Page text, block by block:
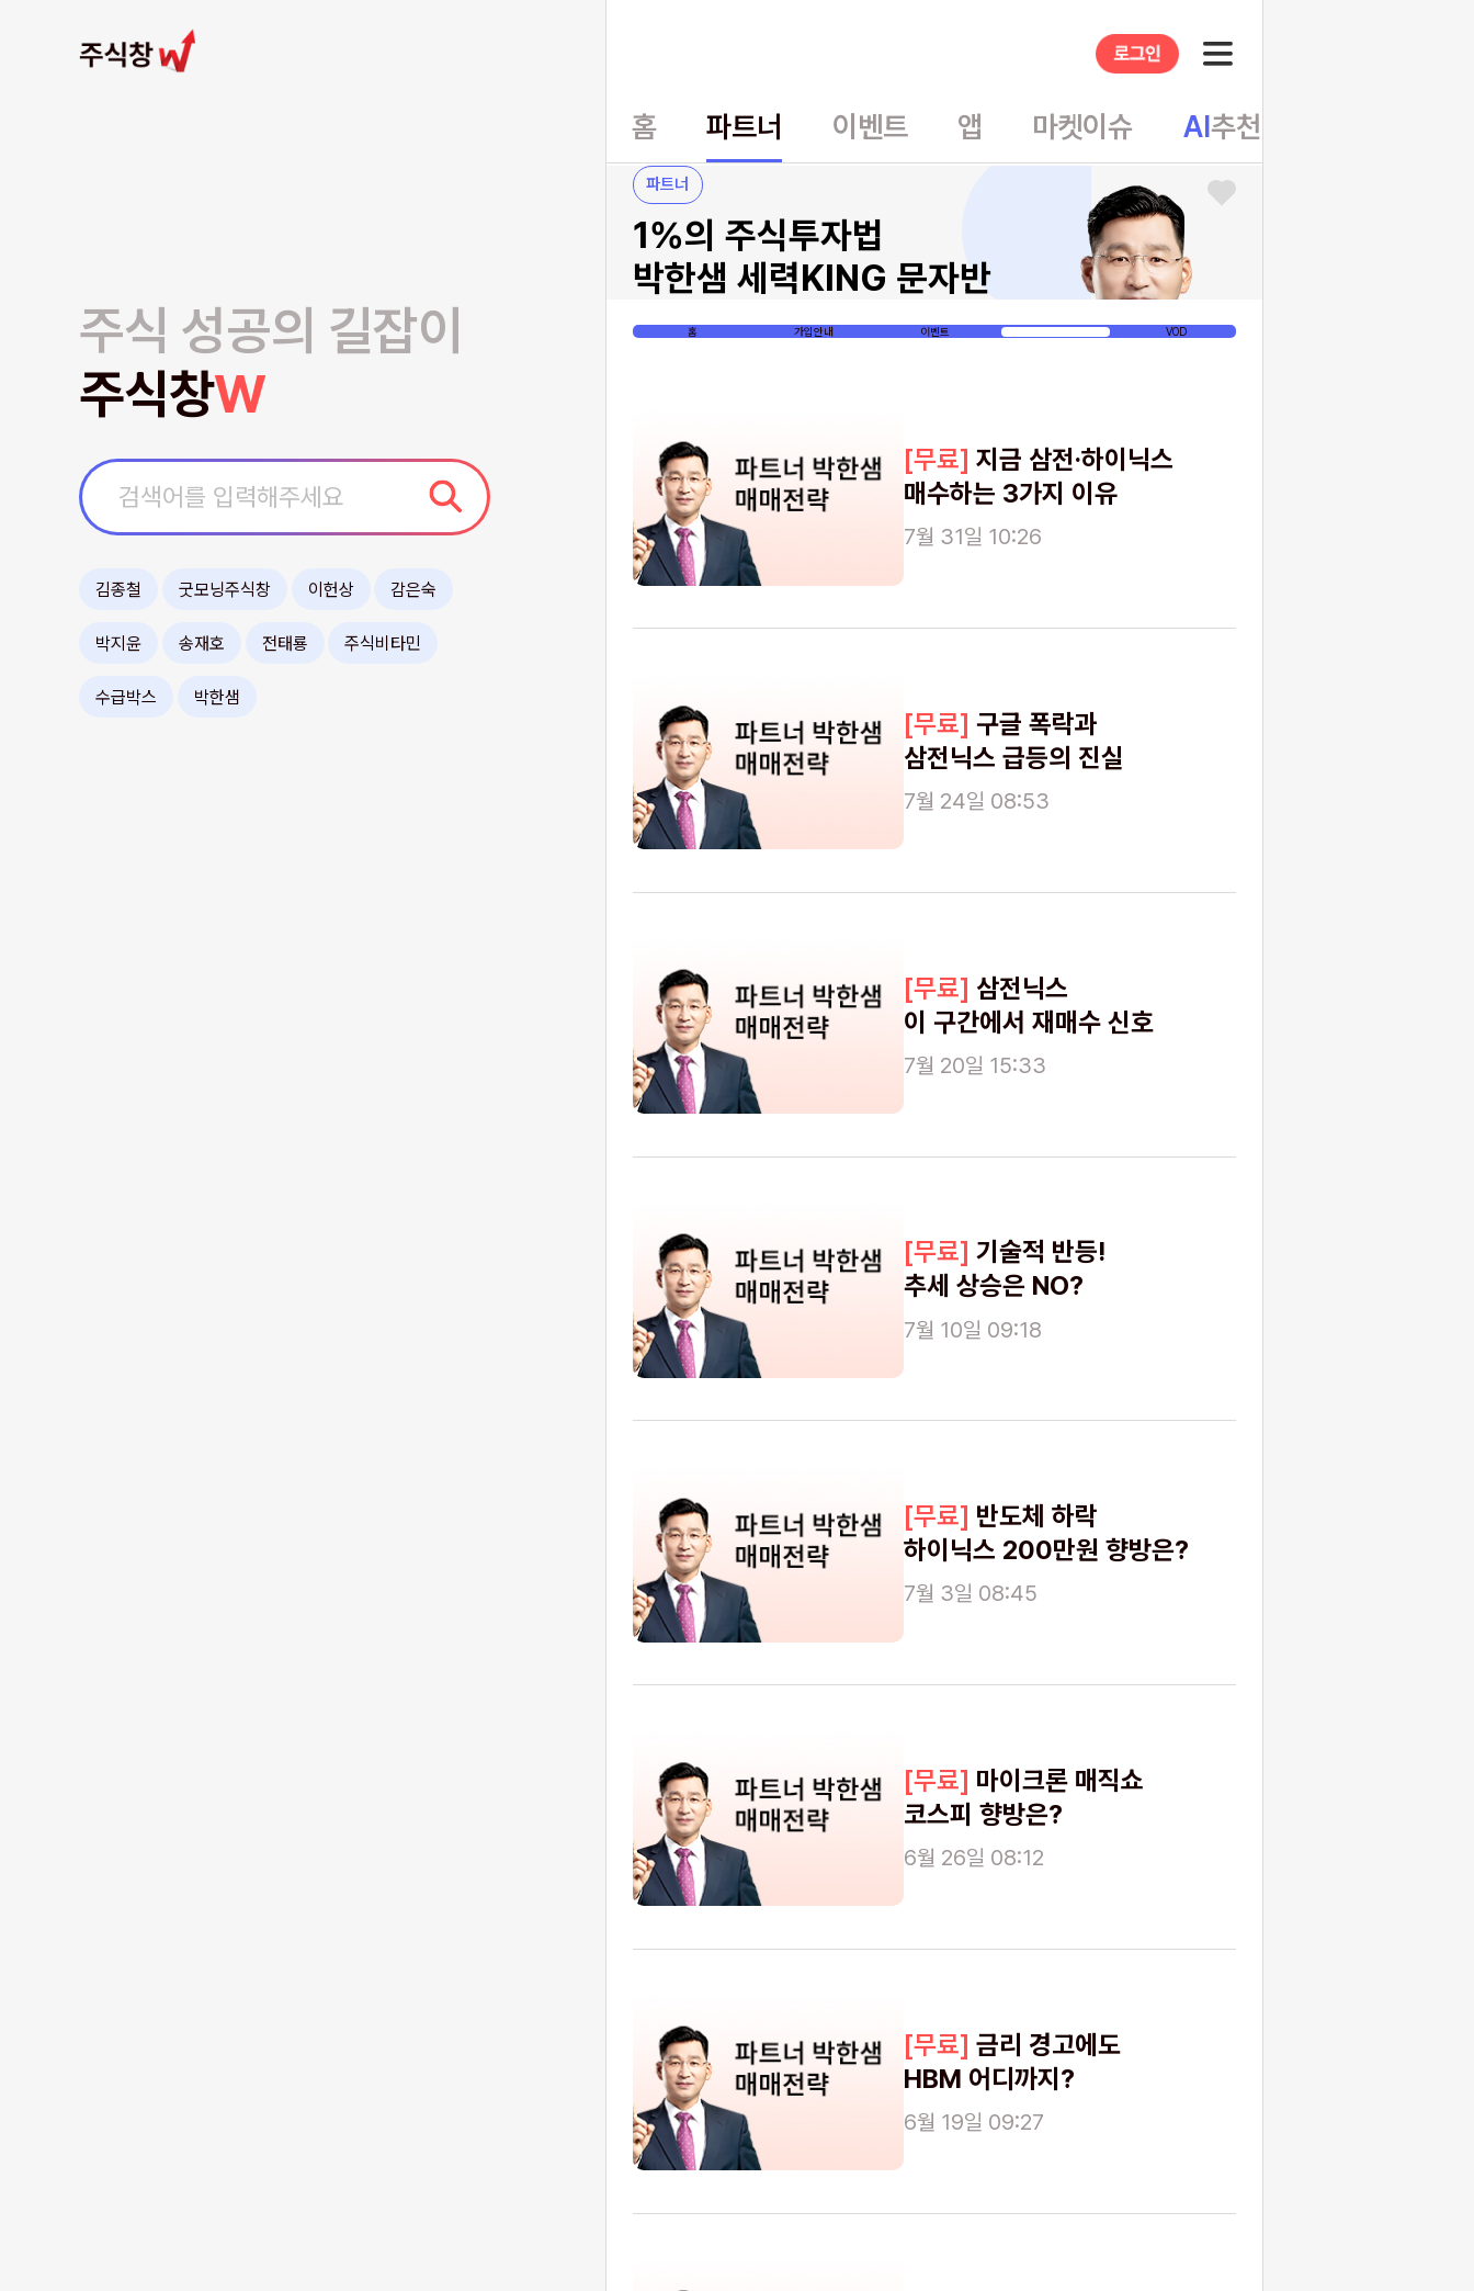
주식 성공의 길잡이
주식창W
김종철 굿모닝주식창 이헌상 감은숙
박지윤 송재호 전태룡 주식비타민
수급박스 박한샘
홈 파트너 이벤트 앱 마켓이슈 AI추천
파트너
1%의 주식투자법
박한샘 세력KING 문자반
홈 가입안내 이벤트 VOD
지금 삼전·하이닉스
매수하는 3가지 이유
7월 31일 10:26
구글 폭락과
삼전닉스 급등의 진실
7월 24일 08:53
삼전닉스
이 구간에서 재매수 신호
7월 20일 15:33
기술적 반등!
추세 상승은 NO?
7월 10일 09:18
반도체 하락
하이닉스 200만원 향방은?
7월 3일 08:45
마이크론 매직쇼
코스피 향방은?
6월 26일 08:12
금리 경고에도
HBM 어디까지?
6월 19일 09:27